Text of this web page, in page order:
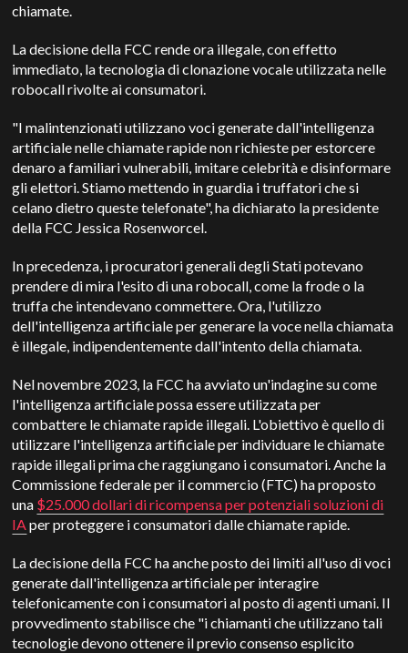
chiamate.
La decisione della FCC rende ora illegale, con effetto
immediato, la tecnologia di clonazione vocale utilizzata nelle
robocall rivolte ai consumatori.
"I malintenzionati utilizzano voci generate dall'intelligenza
artificiale nelle chiamate rapide non richieste per estorcere
denaro a familiari vulnerabili, imitare celebrità e disinformare
gli elettori. Stiamo mettendo in guardia i truffatori che si
celano dietro queste telefonate", ha dichiarato la presidente
della FCC Jessica Rosenworcel.
In precedenza, i procuratori generali degli Stati potevano
prendere di mira l'esito di una robocall, come la frode o la
truffa che intendevano commettere. Ora, l'utilizzo
dell'intelligenza artificiale per generare la voce nella chiamata
è illegale, indipendentemente dall'intento della chiamata.
Nel novembre 2023, la FCC ha avviato un'indagine su come
l'intelligenza artificiale possa essere utilizzata per
combattere le chiamate rapide illegali. L'obiettivo è quello di
utilizzare l'intelligenza artificiale per individuare le chiamate
rapide illegali prima che raggiungano i consumatori. Anche la
Commissione federale per il commercio (FTC) ha proposto
una $25.000 dollari di ricompensa per potenziali soluzioni di
IAper proteggere i consumatori dalle chiamate rapide.
La decisione della FCC ha anche posto dei limiti all'uso di voci
generate dall'intelligenza artificiale per interagire
telefonicamente con i consumatori al posto di agenti umani. Il
provvedimento stabilisce che "i chiamanti che utilizzano tali
tecnologie devono ottenere il previo consenso esplicito